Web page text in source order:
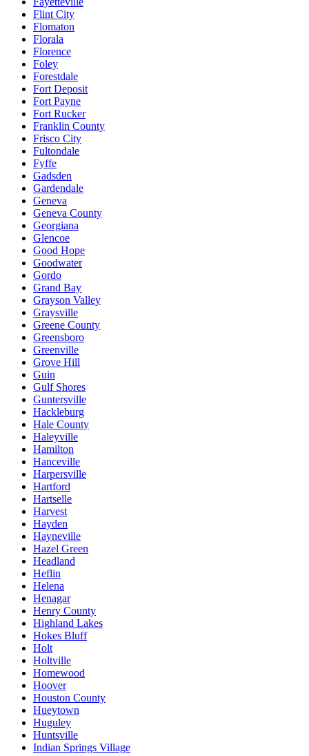
Flint City
Flomaton
Florala
Florence
Foley
Forestdale
Fort Deposit
Fort Payne
Fort Rucker
Franklin County
Frisco City
Fultondale
Fyffe
Gadsden
Gardendale
Geneva
Geneva County
Georgiana
Glencoe
Good Hope
Goodwater
Gordo
Grand Bay
Grayson Valley
Graysville
Greene County
Greensboro
Greenville
Grove Hill
Guin
Gulf Shores
Guntersville
Hackleburg
Hale County
Haleyville
Hamilton
Hanceville
Harpersville
Hartford
Hartselle
Harvest
Hayden
Hayneville
Hazel Green
Headland
Heflin
Helena
Henagar
Henry County
Highland Lakes
Hokes Bluff
Holt
Holtville
Homewood
Hoover
Houston County
Hueytown
Huguley
Huntsville
Indian Springs Village